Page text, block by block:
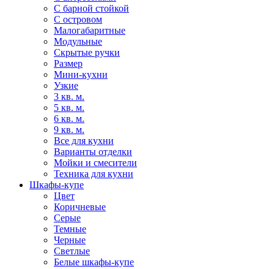
С барной стойкой
С островом
Малогабаритные
Модульные
Скрытые ручки
Размер
Мини-кухни
Узкие
3 кв. м.
5 кв. м.
6 кв. м.
9 кв. м.
Все для кухни
Варианты отделки
Мойки и смесители
Техника для кухни
Шкафы-купе
Цвет
Коричневые
Серые
Темные
Черные
Светлые
Белые шкафы-купе